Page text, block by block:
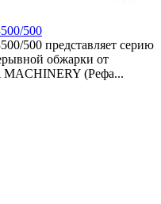
500
500 представляет серию
обжарки от
MACHINERY (Рефа...